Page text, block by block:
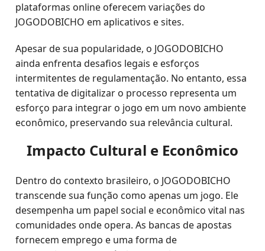
plataformas online oferecem variações do
JOGODOBICHO em aplicativos e sites.
Apesar de sua popularidade, o JOGODOBICHO
ainda enfrenta desafios legais e esforços
intermitentes de regulamentação. No entanto, essa
tentativa de digitalizar o processo representa um
esforço para integrar o jogo em um novo ambiente
econômico, preservando sua relevância cultural.
Impacto Cultural e Econômico
Dentro do contexto brasileiro, o JOGODOBICHO
transcende sua função como apenas um jogo. Ele
desempenha um papel social e econômico vital nas
comunidades onde opera. As bancas de apostas
fornecem emprego e uma forma de